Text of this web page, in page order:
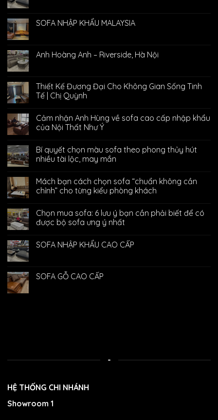
SOFA NHẬP KHẨU MALAYSIA
Anh Hoàng Anh – Riverside, Hà Nội
Thiết Kế Đương Đại Cho Không Gian Sống Tinh
Tế | Chị Quỳnh
Cảm nhận Anh Hùng về sofa cao cấp nhập khẩu
của Nội Thất Như Ý
Bí quyết chọn màu sofa theo phong thủy hút
nhiều tài lộc, may mắn
Mách bạn cách chọn sofa “chuẩn không cần
chỉnh” cho từng kiểu phòng khách
Chọn mua sofa: 6 lưu ý bạn cần phải biết để có
được bộ sofa ưng ý nhất
SOFA NHẬP KHẨU CAO CẤP
SOFA GỖ CAO CẤP
-
HỆ THỐNG CHI NHÁNH
Showroom 1